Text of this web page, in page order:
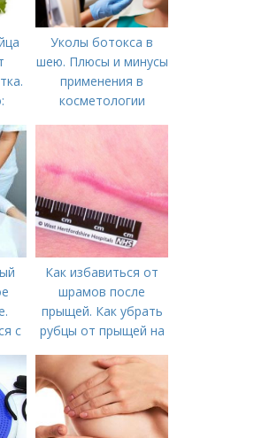
Уколы ботокса в
шею. Плюсы и минусы
применения в
косметологии
с
Как избавиться от
шрамов после
прыщей. Как убрать
рубцы от прыщей на